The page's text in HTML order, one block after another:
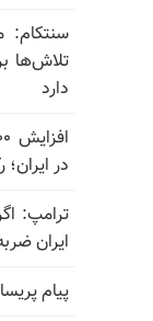
سنتکام:
تلاش‌ها
دارد
در
ترامپ:
ایران
پیام